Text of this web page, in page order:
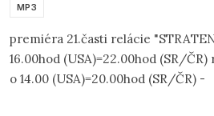
MP3
premiéra 21.časti relácie
16.00hod (USA)=22.00hod (SR/
o 14.00 (USA)=20.00hod (SR/ČR) -